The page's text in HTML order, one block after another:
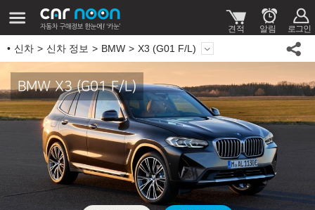
신차 신차 정보 BMW X3 (G01 F/L)
BMW X3 (G01 F/L)